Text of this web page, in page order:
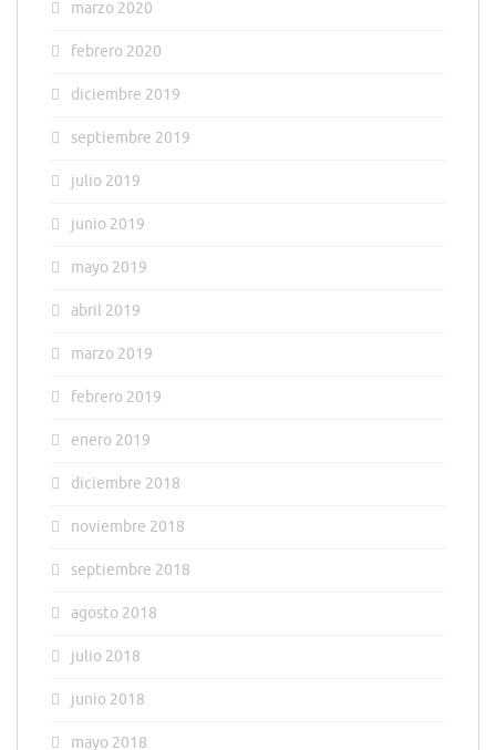
marzo 2020
febrero 2020
diciembre 2019
septiembre 2019
julio 2019
junio 2019
mayo 2019
abril 2019
marzo 2019
febrero 2019
enero 2019
diciembre 2018
noviembre 2018
septiembre 2018
agosto 2018
julio 2018
junio 2018
mayo 2018